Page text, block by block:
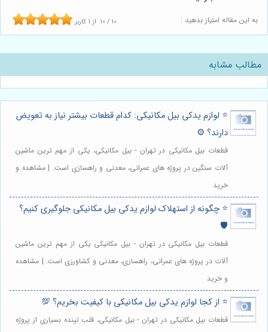
به این مقاله امتیاز بدهید : 10 / 10 از 1 کاربر
مطالب مشابه
⭐️ لوازم یدکی بیل مکانیکی: کدام قطعات بیشتر نیاز به تعویض
دارند؟ ⚙️
قطعات بیل مکانیکی در تهران - بیل مکانیکی، یکی از مهم ترین ماشین
آلات سنگین در پروژه های عمرانی، معدنی و راهسازی است. | مشاهده و
خرید
⭐️ چگونه از استهلاک لوازم یدکی بیل مکانیکی جلوگیری کنیم؟
🛡️
قطعات بیل مکانیکی در تهران - بیل مکانیکی یکی از مهم ترین ماشین
آلات در پروژه های عمرانی، راهسازی، معدنی و کشاورزی است. | مشاهده
و خرید
⭐️ از کجا لوازم یدکی بیل مکانیکی با کیفیت بخریم؟ 💯
قطعات بیل مکانیکی در تهران - بیل مکانیکی، قلب تپنده بسیاری از پروژه